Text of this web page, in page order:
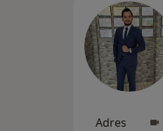
Adres